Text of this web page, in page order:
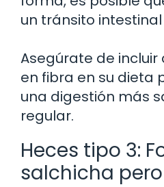
un tránsito
Asegúrate de
en fibra en su dieta
una digestión más
regular.
Heces tipo 3:
salchicha